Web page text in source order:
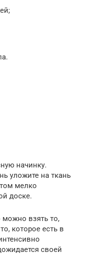
начинку.
уложите на ткань
мелко
доске.
можно взять то,
которое есть в
своей